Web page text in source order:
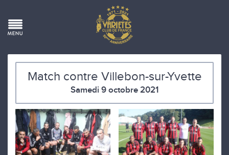
Match contre Villebon-sur-Yvette
Samedi 9 octobre 2021